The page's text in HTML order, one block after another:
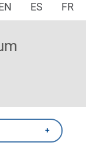
ES FR